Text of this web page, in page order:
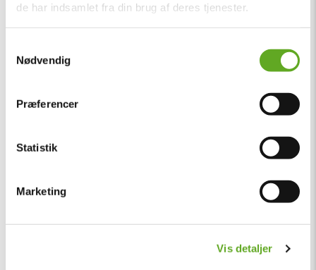
de har indsamlet fra din brug af deres tjenester.
Nødvendig
Præferencer
Statistik
Marketing
Vis detaljer